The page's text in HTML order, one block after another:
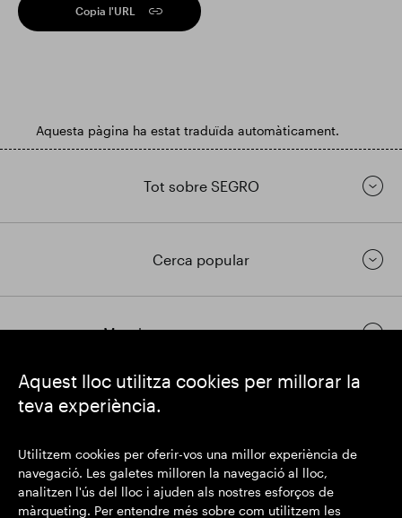
Aquest lloc utilitza cookies per millorar la
teva experiència.
Utilitzem cookies per oferir-vos una millor experiència de
navegació. Les galetes milloren la navegació al lloc,
analitzen l'ús del lloc i ajuden als nostres esforços de
màrqueting. Per entendre més sobre com utilitzem les
Copia l'URL
Aquesta pàgina ha estat traduïda automàticament.
Tot sobre SEGRO
Cerca popular
Mantingueu-vos en contacte
Domicili social: 1 New Burlington Place, Londres W1S 2HR
Número de registre al Regne Unit 167591
Lloc de registre: Anglaterra i Gal·les